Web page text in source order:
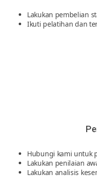
Lakukan pembelian
Ikuti pelatihan dan
Hubungi kami untuk
Lakukan penilaian
Lakukan analisis